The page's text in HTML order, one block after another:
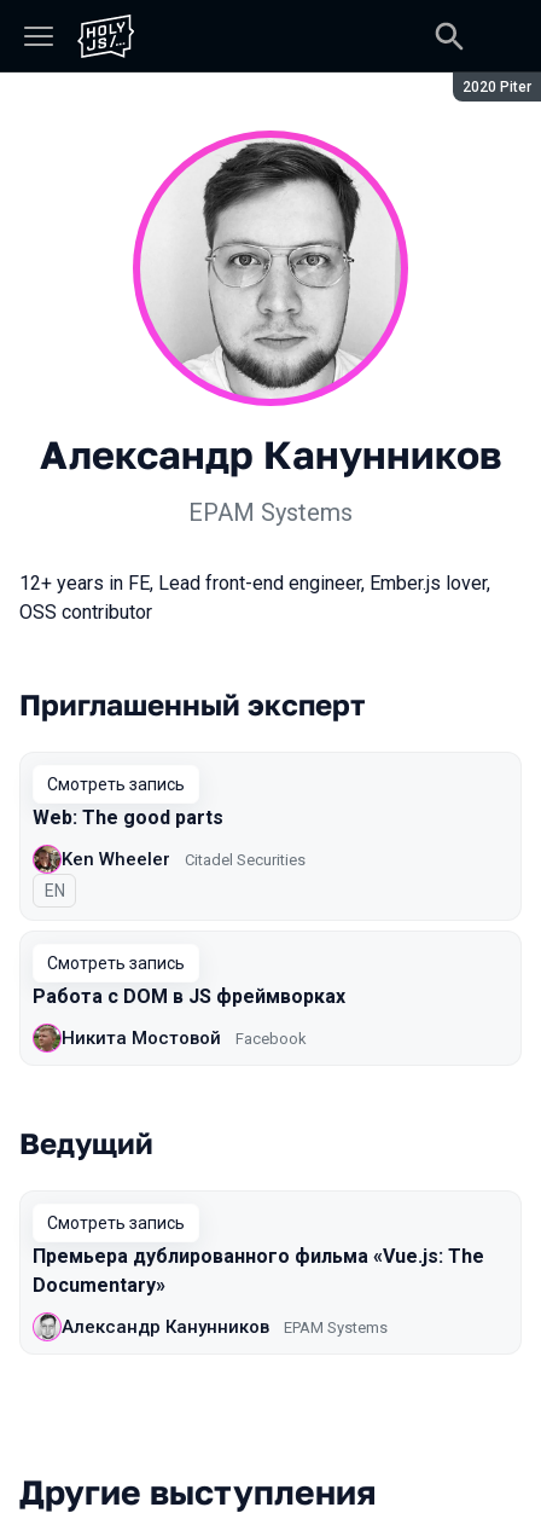
Сезон:
2020 Piter
Александр Канунников
EPAM Systems
12+ years in FE, Lead front-end engineer, Ember.js lover,
OSS contributor
Выступления в сезоне 2020 Piter
Приглашенный эксперт
Смотреть запись
Web: The good parts
Ken Wheeler Citadel Securities
На английском языке
EN
Смотреть запись
Работа с DOM в JS фреймворках
Никита Мостовой Facebook
Ведущий
Смотреть запись
Премьера дублированного фильма «Vue.js: The
Documentary»
Александр Канунников EPAM Systems
Другие выступления